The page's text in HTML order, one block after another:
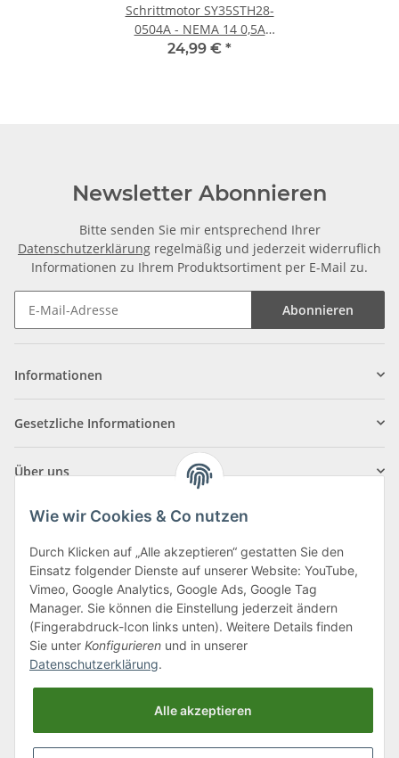
Schrittmotor SY35STH28-
0504A - NEMA 14 0,5A
28mm
24,99 € *
Newsletter Abonnieren
Bitte senden Sie mir entsprechend Ihrer
Datenschutzerklärung regelmäßig und jederzeit widerruflich
Informationen zu Ihrem Produktsortiment per E-Mail zu.
Abonnieren
Informationen
Gesetzliche Informationen
Über uns
Klagenfurter Straße 29
9556 Liebenfels
Montag bis Donnerstag: 8:00 bis 16:30 Uhr
Freitag: 8:00 bis 12:00 Uhr
Tel.:0043 (0) 4262 50900
office@cncshop.at
Wie wir Cookies & Co nutzen
Durch Klicken auf „Alle akzeptieren“ gestatten Sie den
Einsatz folgender Dienste auf unserer Website: YouTube,
Vimeo, Google Analytics, Google Ads, Google Tag
Manager. Sie können die Einstellung jederzeit ändern
(Fingerabdruck-Icon links unten). Weitere Details finden
Sie unter Konfigurieren und in unserer
Datenschutzerklärung.
Alle akzeptieren